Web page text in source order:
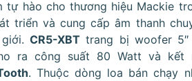
tự hào cho thương hiệu Mackie
triển và cung cấp âm thanh
CR5-XBT trang bị woofer 5″
ra công suất 80 Watt và kết
. Thuộc dòng loa bán chạy